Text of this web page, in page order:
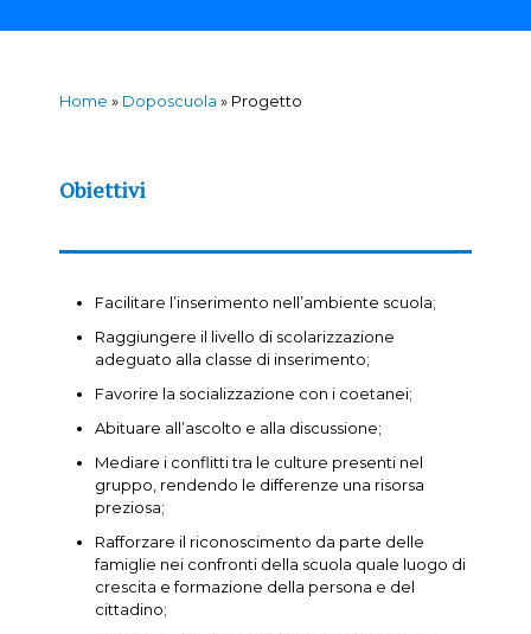
Home » Doposcuola » Progetto
Obiettivi
Facilitare l’inserimento nell’ambiente scuola;
Raggiungere il livello di scolarizzazione
adeguato alla classe di inserimento;
Favorire la socializzazione con i coetanei;
Abituare all’ascolto e alla discussione;
Mediare i conflitti tra le culture presenti nel
gruppo, rendendo le differenze una risorsa
preziosa;
Rafforzare il riconoscimento da parte delle
famiglie nei confronti della scuola quale luogo di
crescita e formazione della persona e del
cittadino;